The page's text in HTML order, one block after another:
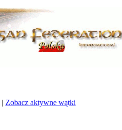
| Zobacz aktywne wątki